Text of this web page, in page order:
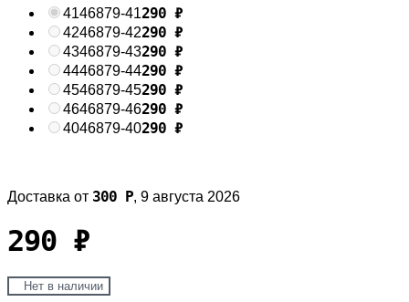
4146879-41290 ₽
4246879-42290 ₽
4346879-43290 ₽
4446879-44290 ₽
4546879-45290 ₽
4646879-46290 ₽
4046879-40290 ₽
Доставка от 300 Р, 9 августа 2026
290 ₽
Нет в наличии